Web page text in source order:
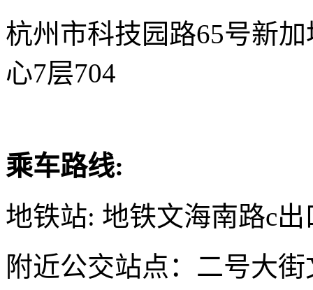
杭州市科技园路65号新
心7层704
乘车路线:
地铁站: 地铁文海南路c出
附近公交站点：二号大